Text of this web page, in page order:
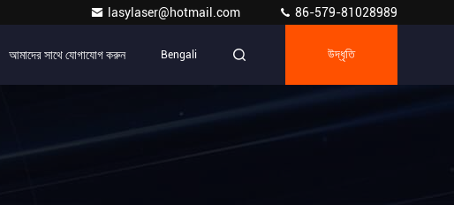
lasylaser@hotmail.com 86-579-81028989
আমাদের সাথে যোগাযোগ করুন Bengali উদ্ধৃতি